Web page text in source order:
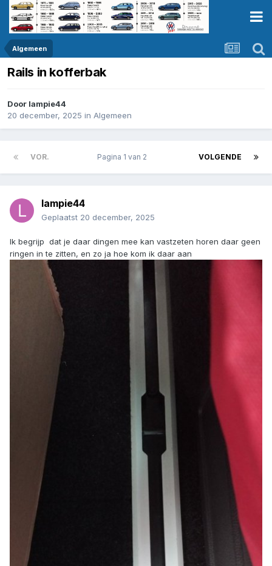
Algemeen
Rails in kofferbak
Door lampie44
20 december, 2025 in Algemeen
VOR. VOLGENDE
Pagina 1 van 2
lampie44
Geplaatst 20 december, 2025
Ik begrijp dat je daar dingen mee kan vastzeten horen daar geen
ringen in te zitten, en zo ja hoe kom ik daar aan